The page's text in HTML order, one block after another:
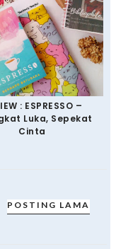
: ESPRESSO –
Luka, Sepekat
Cinta
POSTING LAMA